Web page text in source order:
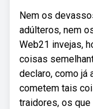
Nem os
adúlteros, nem
Web21 invejas,
coisas
declaro, como já
cometem tais
traidores, os